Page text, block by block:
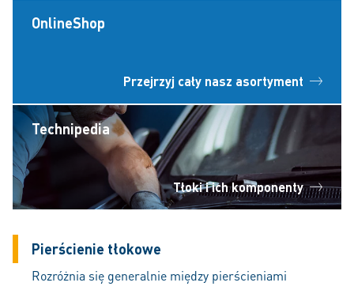
OnlineShop
Przejrzyj cały nasz asortyment
Technipedia
Tłoki i ich komponenty
Pierścienie tłokowe
Rozróżnia się generalnie między pierścieniami